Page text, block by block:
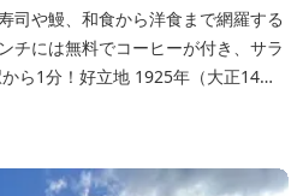
司や鰻、和食から洋食まで網羅する
チには無料でコーヒーが付き、サラ
三瀬谷駅から徒歩一分と好立地の
屋数は11室、大広間が2部屋。少人
いただけます。 人気の定食は